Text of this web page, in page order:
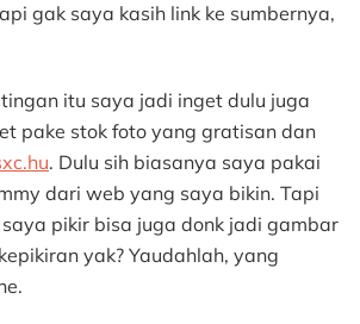
gak saya kasih link ke sumbernya,
itu saya jadi inget dulu juga
pake stok foto yang gratisan dan
. Dulu sih biasanya saya pakai
dari web yang saya bikin. Tapi
pikir bisa juga donk jadi gambar
yak? Yaudahlah, yang